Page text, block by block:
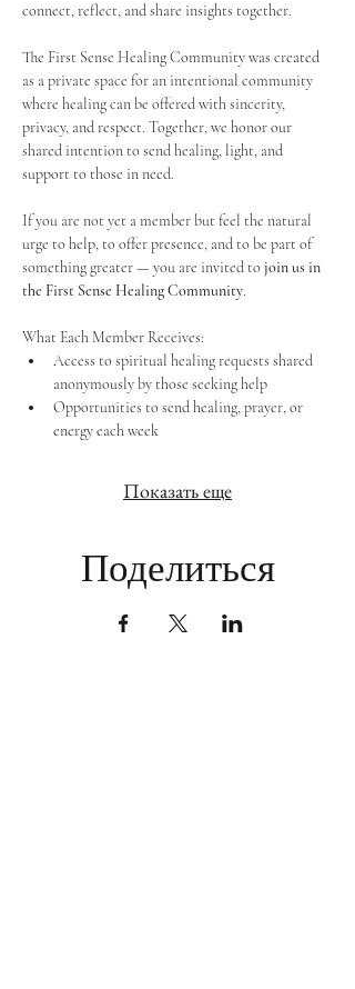
connect, reflect, and share insights together.
The First Sense Healing Community was created
as a private space for an intentional community
where healing can be offered with sincerity,
privacy, and respect. Together, we honor our
shared intention to send healing, light, and
support to those in need.
If you are not yet a member but feel the natural
urge to help, to offer presence, and to be part of
something greater — you are invited to join us in
the First Sense Healing Community.
What Each Member Receives:
Access to spiritual healing requests shared
anonymously by those seeking help
Opportunities to send healing, prayer, or
energy each week
Показать еще
Поделиться